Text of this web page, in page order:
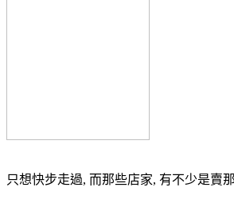
只想快步走過, 而那些店家, 有不少是賣